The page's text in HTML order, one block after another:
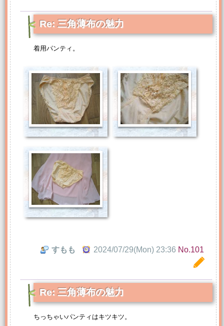
Re: 三角薄布の魅力
着用パンティ。
すもも 2024/07/29(Mon) 23:36 No.101
Re: 三角薄布の魅力
ちっちゃいパンティはキツキツ。